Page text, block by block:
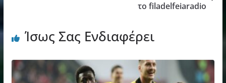
το filadelfeiaradio
Ίσως Σας Ενδιαφέρει